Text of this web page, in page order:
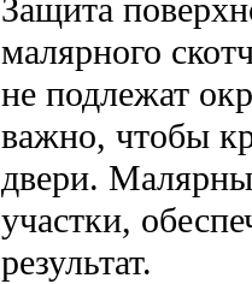
Защита
малярного
не подлежат
важно, чтобы
двери.
участки,
результат.